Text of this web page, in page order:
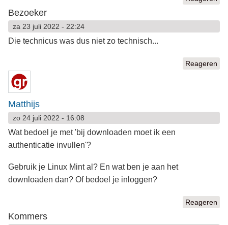
Bezoeker
za 23 juli 2022 - 22:24
Die technicus was dus niet zo technisch...
Reageren
Matthijs
zo 24 juli 2022 - 16:08
Wat bedoel je met 'bij downloaden moet ik een
authenticatie invullen'?
Gebruik je Linux Mint al? En wat ben je aan het
downloaden dan? Of bedoel je inloggen?
Reageren
Kommers